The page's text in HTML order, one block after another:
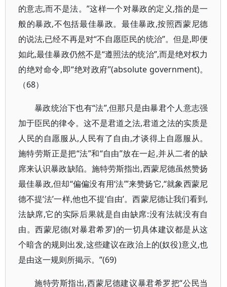
的意志,而不是法。”这样一个对暴政的定义,指的是一
般的暴政,不包括最佳暴政。最佳暴政,按照西蒙尼德
的说法,已经不再是对“不自愿臣民的统治”。但是,即便
如此,最佳暴政仍然不是“遵照法的统治”,而是绝对权力
的绝对命令,即“绝对政府”(absolute government)。
（68）
暴政统治下也有“法”,但那只是由暴君个人意志强
加于臣民的律令。这不是君道之法,君道之法的实质是
人民的自愿服从,人民有了自由,才谈得上自愿服从。
施特劳斯正是把“法”和“自由”放在一起,并从二者的缺
席来认识暴政缺陷。施特劳斯指出,西蒙尼德虽然赞扬
最佳暴政,但却“偏偏没有用‘法’”来赞扬它,“就象西蒙尼
德不提‘法’一样,他也不提‘自由’。西蒙尼德让我们看到,
法缺席,它的实际后果就是自由缺席:没有法就没有自
由。西蒙尼德(对暴君希罗)的一切具体建议都是从这
个暗含的规则出发,这些建议在政治上的(奴役)意义,也
是由这一规则所揭示。”(69)
施特劳斯指出,西蒙尼德建议暴君希罗把“公民当